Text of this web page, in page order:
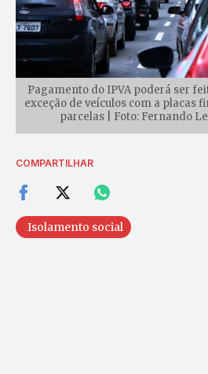
Pagamento do IPVA poderá ser
exceção de veículos com a placas
parcelas | Foto: Fernando
COMPARTILHAR
Isolamento social